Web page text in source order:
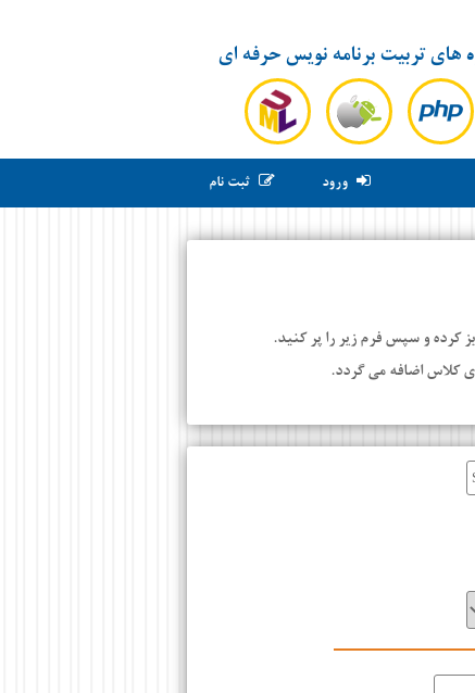
تربیت برنامه نویس حرفه ای
ورود ثبت نام
کرده و سپس فرم زیر را پر کنید.
کلاس اضافه می گردد.